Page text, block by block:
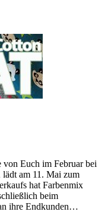
von Euch im Februar bei
lädt am 11. Mai zum
hat Farbenmix
beim
ihre Endkunden…